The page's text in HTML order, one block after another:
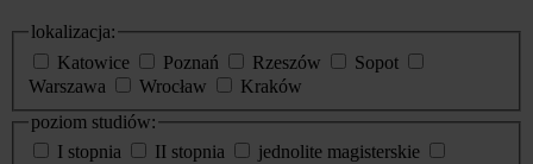
lokalizacja:
Katowice
Poznań Rzeszów
Sopot
Warszawa
Wrocław
Kraków
poziom studiów:
I stopnia
II stopnia
jednolite magisterskie